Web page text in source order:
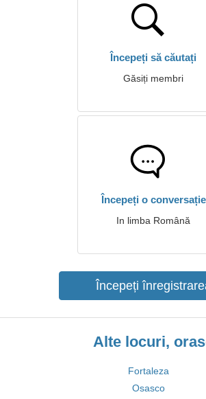
Începeți să căutați
Găsiți membri
Începeți o conversație
In limba Română
Începeți
Alte locuri,
Fortaleza
Osasco